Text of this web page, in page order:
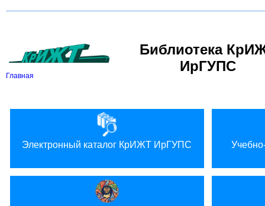
Версия для слабовидящих: Вкл Изображения:
Главная
Библиотека
ИрГУПС
Электронный каталог КрИЖТ ИрГУПС